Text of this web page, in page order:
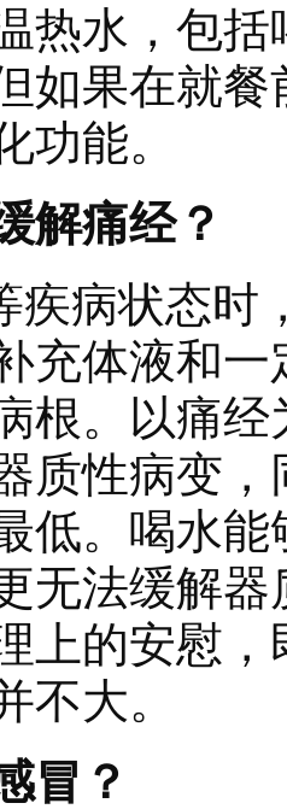
热水，包
如果在就
功能。
解痛经？
疾病状态时
充体液和
根。以痛
质性病变
低。喝水
无法缓解
上的安慰
不大。
冒？